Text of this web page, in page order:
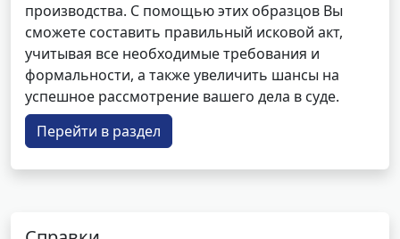
производства. С помощью этих образцов Вы
сможете составить правильный исковой акт,
учитывая все необходимые требования и
формальности, а также увеличить шансы на
успешное рассмотрение вашего дела в суде.
Перейти в раздел